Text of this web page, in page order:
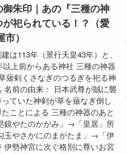
朱印｜あの『三種の神
祀られている！？（愛
）
は113年（景行天皇43年）と、
以上前からある神社 三種の神器
薙剣くさなぎのつるぎを祀る神
名前の由来： 日本武尊が賊に襲
ていた神剣が草を薙なぎ倒し
ことによる 三種の神器のあと
鏡やたのかがみ」→「皇居」所
玉やさかにのまがたま」→「伊
伊勢神宮に次ぐ格別に尊いお宮